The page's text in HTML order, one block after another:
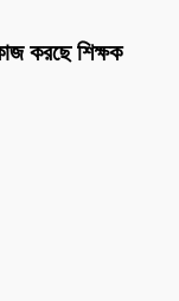
করছে শিক্ষক